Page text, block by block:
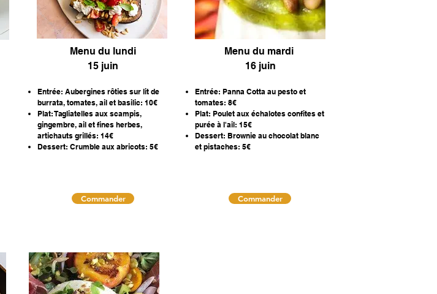
Menu du lundi
15 juin
Entrée: Aubergines rôties sur lit de
burrata, tomates, ail et basilic: 10€
Plat: Tagliatelles aux scampis,
gingembre, ail et fines herbes,
artichauts grillés: 14€
Dessert: Crumble aux abricots: 5€
Commander
Menu du mardi
16 juin
Entrée: Panna Cotta au pesto et
tomates: 8€
Plat: Poulet aux échalotes confites et
purée à l'ail: 15€
Dessert: Brownie au chocolat blanc
et pistaches: 5€
Commander